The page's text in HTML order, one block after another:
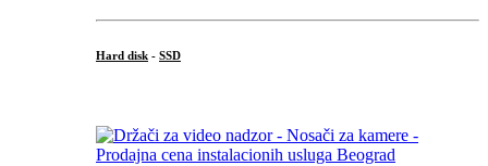
Hard disk - SSD